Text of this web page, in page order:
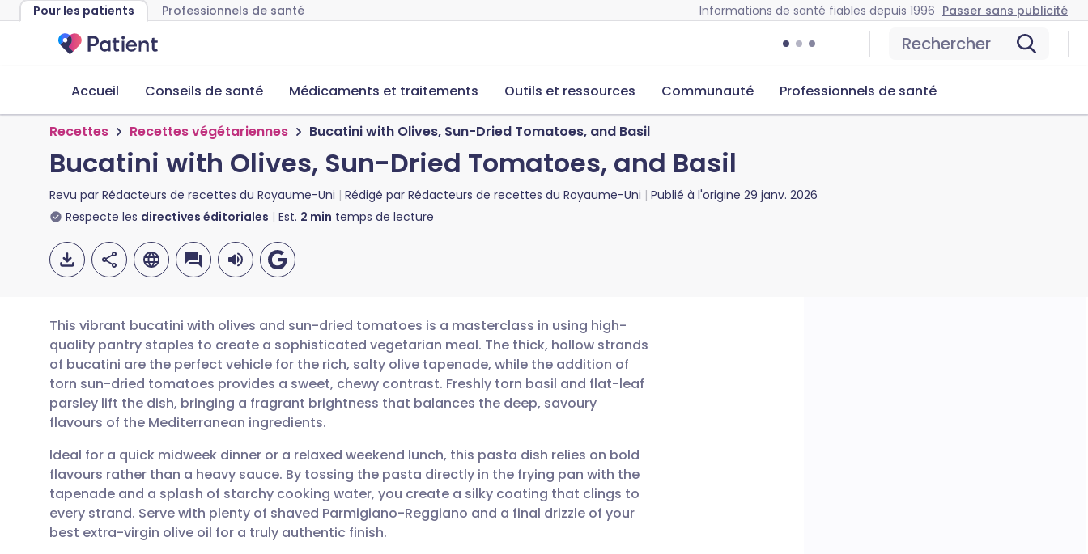
Pour les patients Professionnels de santé Informations de santé fiables depuis 1996 Passer sans publicité
Rechercher
Accueil Conseils de santé Médicaments et traitements Outils et ressources Communauté Professionnels de santé
Recettes Recettes végétariennes Bucatini with Olives, Sun-Dried Tomatoes, and Basil
Bucatini with Olives, Sun-Dried Tomatoes, and Basil
Revu par Rédacteurs de recettes du Royaume-Uni Rédigé par Rédacteurs de recettes du Royaume-Uni Publié à l'origine 29 janv. 2026
Respecte les directives éditoriales Est. 2 min temps de lecture
Partager par email
Partager sur Facebook
Partager via LinkedIn
Partager via X
🇬🇧 English 🇩🇪 Deutsch
🇪🇸 Español 🇫🇷 Français
🇮🇹 Italiano 🇵🇹 Português
🇮🇳 हिन्दी 🇮🇱 עברית
This vibrant bucatini with olives and sun-dried tomatoes is a masterclass in using high-
quality pantry staples to create a sophisticated vegetarian meal. The thick, hollow strands
of bucatini are the perfect vehicle for the rich, salty olive tapenade, while the addition of
torn sun-dried tomatoes provides a sweet, chewy contrast. Freshly torn basil and flat-leaf
parsley lift the dish, bringing a fragrant brightness that balances the deep, savoury
flavours of the Mediterranean ingredients.
Ideal for a quick midweek dinner or a relaxed weekend lunch, this pasta dish relies on bold
flavours rather than a heavy sauce. By tossing the pasta directly in the frying pan with the
tapenade and a splash of starchy cooking water, you create a silky coating that clings to
every strand. Serve with plenty of shaved Parmigiano-Reggiano and a final drizzle of your
best extra-virgin olive oil for a truly authentic finish.